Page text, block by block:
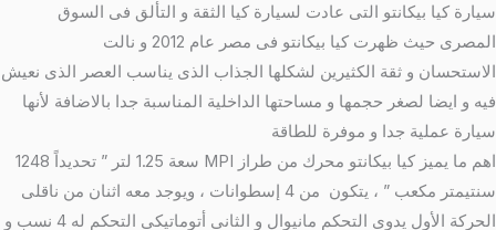
سيارة كيا بيكانتو التى عادت لسيارة كيا الثقة و التألق فى السوق
المصرى حيث ظهرت كيا بيكانتو فى مصر عام 2012 و نالت
الاستحسان و ثقة الكثيرين لشكلها الجذاب الذى يناسب العصر الذى نعيش
فيه و ايضا لصغر حجمها و مساحتها الداخلية المناسبة جدا بالاضافة لأنها
سيارة عملية جدا و موفرة للطاقة
اهم ما يميز كيا بيكانتو محرك من طراز MPI سعة 1.25 لتر ” تحديداً 1248
سنتيمتر مكعب ” ، يتكون من 4 إسطوانات ، ويوجد معه اثنان من ناقلى
الحركة الأول يدوى التحكم مانيوال و الثانى أتوماتيكى التحكم له 4 نسب و